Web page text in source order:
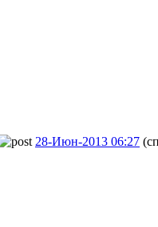
28-Июн-2013 06:27